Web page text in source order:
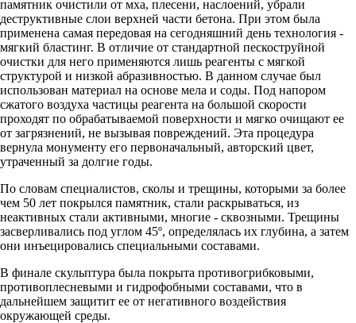
памятник очистили от мха, плесени, наслоений, убрали
деструктивные слои верхней части бетона. При этом была
применена самая передовая на сегодняшний день технология -
мягкий бластинг. В отличие от стандартной пескоструйной
очистки для него применяются лишь реагенты с мягкой
структурой и низкой абразивностью. В данном случае был
использован материал на основе мела и соды. Под напором
сжатого воздуха частицы реагента на большой скорости
проходят по обрабатываемой поверхности и мягко очищают ее
от загрязнений, не вызывая повреждений. Эта процедура
вернула монументу его первоначальный, авторский цвет,
утраченный за долгие годы.
По словам специалистов, сколы и трещины, которыми за более
чем 50 лет покрылся памятник, стали раскрываться, из
неактивных стали активными, многие - сквозными. Трещины
засверливались под углом 45º, определялась их глубина, а затем
они инъецировались специальными составами.
В финале скульптура была покрыта противогрибковыми,
противоплесневыми и гидрофобными составами, что в
дальнейшем защитит ее от негативного воздействия
окружающей среды.